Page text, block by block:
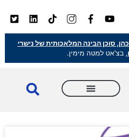
סוכן הבינה המלאכותית של נישרי
, בצ'אט למטה מימין.